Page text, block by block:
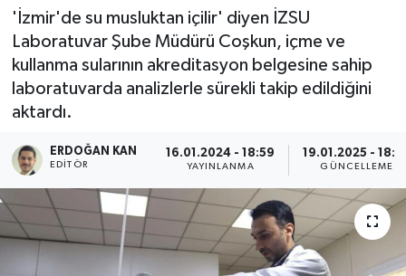
'İzmir'de su musluktan içilir' diyen İZSU
Laboratuvar Şube Müdürü Coşkun, içme ve
kullanma sularının akreditasyon belgesine sahip
laboratuvarda analizlerle sürekli takip edildiğini
aktardı.
ERDOĞAN KAN
EDITÖR
16.01.2024 - 18:59
YAYINLANMA
19.01.2025 -
GÜNCELLEME
Haber Arşivi